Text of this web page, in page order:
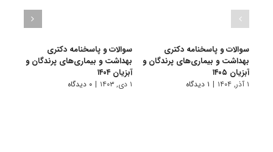
سوالات و پاسخنامه دکتری
بهداشت و بیماری‌های پرندگان و
آبزیان ۱۴۰۵
۱ آذر, ۱۴۰۴ | ۱ دیدگاه
سوالات و پاسخنامه دکتری
بهداشت و بیماری‌های پرندگان و
آبزیان ۱۴۰۴
۱ دی, ۱۴۰۳ | ۰ دیدگاه